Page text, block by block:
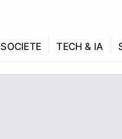
SOCIETE TECH & IA